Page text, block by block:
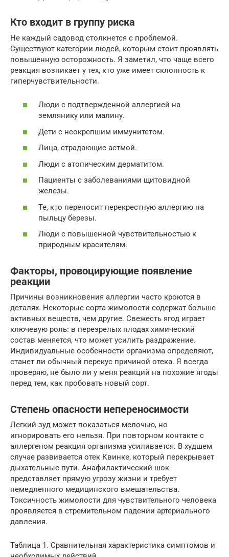
Кто входит в группу риска
Не каждый садовод столкнется с проблемой.
Существуют категории людей, которым стоит проявлять
повышенную осторожность. Я заметил, что чаще всего
реакция возникает у тех, кто уже имеет склонность к
гиперчувствительности.
Люди с подтвержденной аллергией на
землянику или малину.
Дети с неокрепшим иммунитетом.
Лица, страдающие астмой.
Люди с атопическим дерматитом.
Пациенты с заболеваниями щитовидной
железы.
Те, кто переносит перекрестную аллергию на
пыльцу березы.
Люди с повышенной чувствительностью к
природным красителям.
Факторы, провоцирующие появление
реакции
Причины возникновения аллергии часто кроются в
деталях. Некоторые сорта жимолости содержат больше
активных веществ, чем другие. Свежесть ягод играет
ключевую роль: в перезрелых плодах химический
состав меняется, что может усилить раздражение.
Индивидуальные особенности организма определяют,
станет ли обычный перекус причиной отека. Я всегда
проверяю, не было ли у меня реакций на похожие ягоды
перед тем, как пробовать новый сорт.
Степень опасности непереносимости
Легкий зуд может показаться мелочью, но
игнорировать его нельзя. При повторном контакте с
аллергеном реакция организма усиливается. В худшем
случае развивается отек Квинке, который перекрывает
дыхательные пути. Анафилактический шок
представляет прямую угрозу жизни и требует
немедленного медицинского вмешательства.
Токсичность жимолости для чувствительного человека
проявляется в стремительном падении артериального
давления.
Таблица 1. Сравнительная характеристика симптомов и